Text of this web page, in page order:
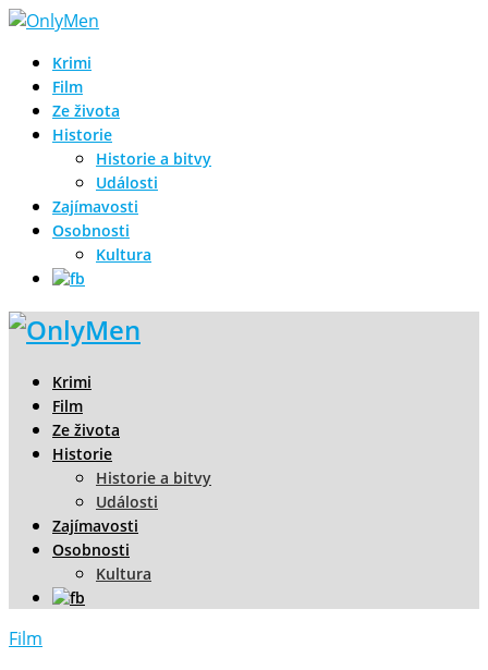
Krimi
Film
Ze života
Historie
Historie a bitvy
Události
Zajímavosti
Osobnosti
Kultura
Krimi
Film
Ze života
Historie
Historie a bitvy
Události
Zajímavosti
Osobnosti
Kultura
Film